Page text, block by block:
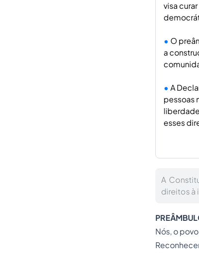
visa
O
a
A
pessoas
esses
A
direitos à
Nós, o